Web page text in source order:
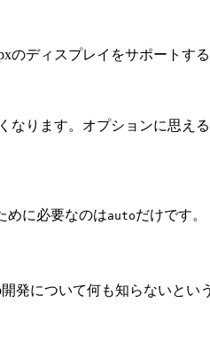
のディスプレイをサポートす
なります。オプションに思え
めに必要なのはautoだけです。
発について何も知らないと